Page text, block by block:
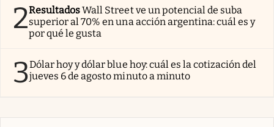
2ResultadosWall Street ve un potencial de suba
superior al 70% en una acción argentina: cuál es y
por qué le gusta
3Dólar hoy y dólar blue hoy: cuál es la cotización del
jueves 6 de agosto minuto a minuto